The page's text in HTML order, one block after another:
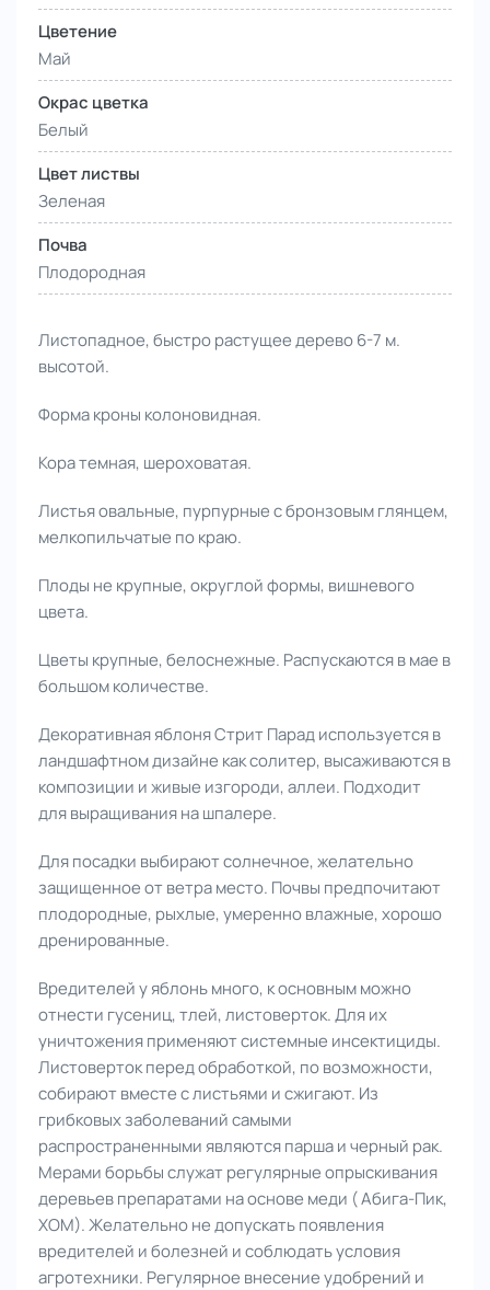
Цветение
Май
Окрас цветка
Белый
Цвет листвы
Зеленая
Почва
Плодородная
Листопадное, быстро растущее дерево 6-7 м.
высотой.
Форма кроны колоновидная.
Кора темная, шероховатая.
Листья овальные, пурпурные с бронзовым глянцем,
мелкопильчатые по краю.
Плоды не крупные, округлой формы, вишневого
цвета.
Цветы крупные, белоснежные. Распускаются в мае в
большом количестве.
Декоративная яблоня Стрит Парад используется в
ландшафтном дизайне как солитер, высаживаются в
композиции и живые изгороди, аллеи. Подходит
для выращивания на шпалере.
Для посадки выбирают солнечное, желательно
защищенное от ветра место. Почвы предпочитают
плодородные, рыхлые, умеренно влажные, хорошо
дренированные.
Вредителей у яблонь много, к основным можно
отнести гусениц, тлей, листоверток. Для их
уничтожения применяют системные инсектициды.
Листоверток перед обработкой, по возможности,
собирают вместе с листьями и сжигают. Из
грибковых заболеваний самыми
распространенными являются парша и черный рак.
Мерами борьбы служат регулярные опрыскивания
деревьев препаратами на основе меди ( Абига-Пик,
ХОМ). Желательно не допускать появления
вредителей и болезней и соблюдать условия
агротехники. Регулярное внесение удобрений и